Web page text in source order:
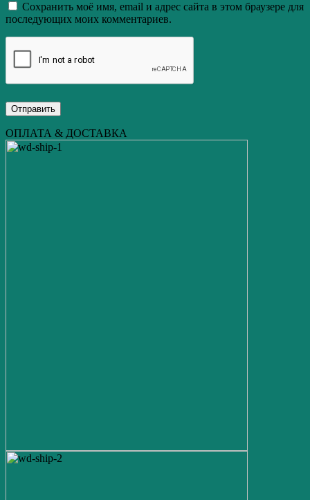
Сохранить моё имя, email и адрес сайта в этом браузере для
последующих моих комментариев.
ОПЛАТА & ДОСТАВКА